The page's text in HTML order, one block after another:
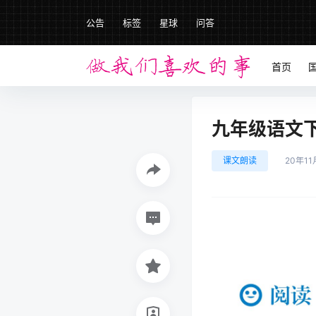
公告 标签 星球 问答
首页
九年级语文
课文朗读 20年11